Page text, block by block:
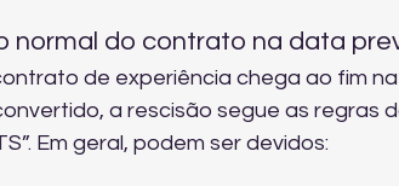
normal do contrato na data
de experiência chega ao fim
a rescisão segue as regras
Em geral, podem ser devidos: